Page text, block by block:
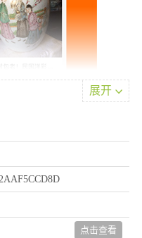
，人人都想捡的漏，万人
展开
点击查看